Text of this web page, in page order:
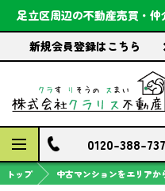
足立区周辺の不動産売買・仲
新規会員登録はこちら前回
保存し
検
0120-388-737
トップ 中古マンションをエリアか